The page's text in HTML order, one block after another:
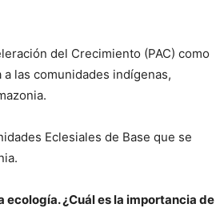
del Crecimiento (PAC) como
las comunidades indígenas,
Eclesiales de Base que se
ecología. ¿Cuál es la importancia de